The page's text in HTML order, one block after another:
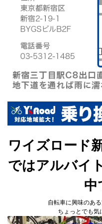
ワイズロード
ではアルバイ
中
自転車に興味のあ
ちょっとでも気